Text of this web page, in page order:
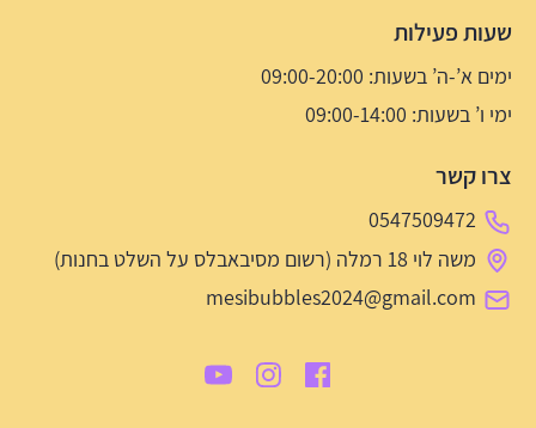
שעות פעילות
ימים א’-ה’ בשעות: 09:00-20:00
ימי ו’ בשעות: 09:00-14:00
צרו קשר
0547509472
משה לוי 18 רמלה (רשום מסיבאבלס על השלט בחנות)
mesibubbles2024@gmail.com